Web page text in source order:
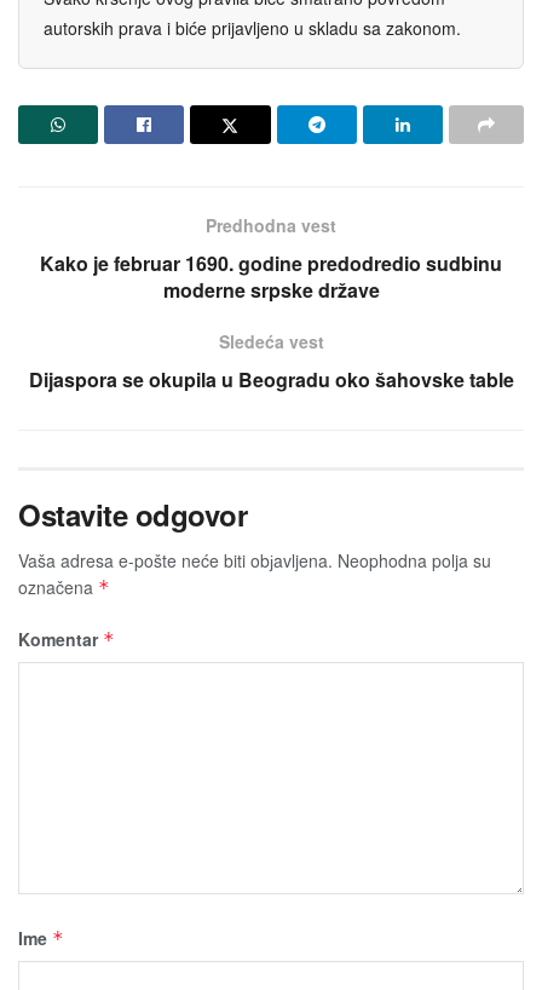
autorskih prava i biće prijavljeno u skladu sa zakonom.
Predhodna vest
Kako je februar 1690. godine predodredio sudbinu
moderne srpske države
Sledeća vest
Dijaspora se okupila u Beogradu oko šahovske table
Ostavite odgovor
Vaša adresa e-pošte neće biti obјavljena. Neophodna polja su
označena *
Komentar *
Ime *